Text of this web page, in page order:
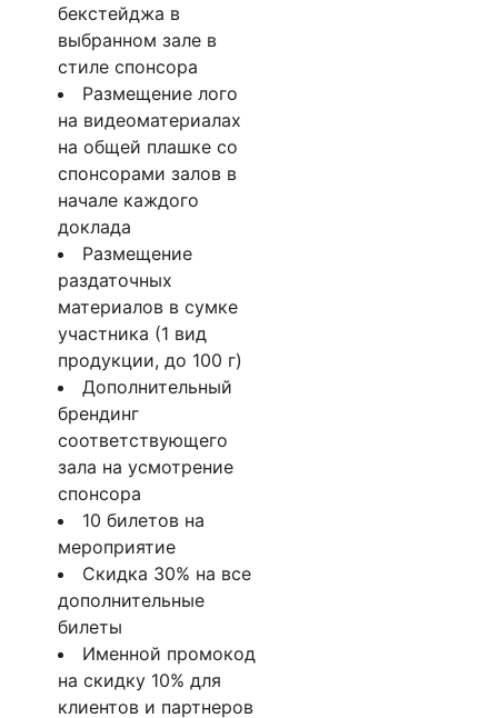
бекстейджа в
выбранном зале в
стиле спонсора
Размещение лого
на видеоматериалах
на общей плашке со
спонсорами залов в
начале каждого
доклада
Размещение
раздаточных
материалов в сумке
участника (1 вид
продукции, до 100 г)
Дополнительный
брендинг
соответствующего
зала на усмотрение
спонсора
10 билетов на
мероприятие
Скидка 30% на все
дополнительные
билеты
Именной промокод
на скидку 10% для
клиентов и партнеров